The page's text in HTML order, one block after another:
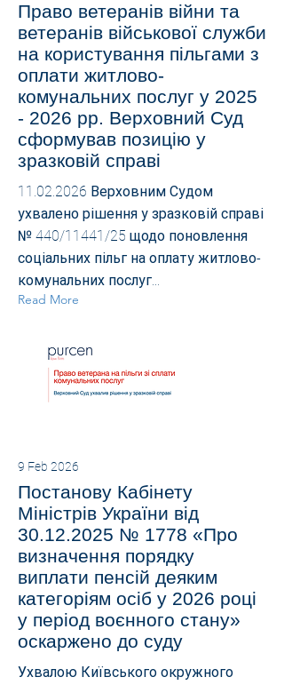
Право ветеранів війни та
ветеранів військової служби
на користування пільгами з
оплати житлово-
комунальних послуг у 2025
- 2026 рр. Верховний Суд
сформував позицію у
зразковій справі
11.02.2026 Верховним Судом
ухвалено рішення у зразковій справі
№ 440/11441/25 щодо поновлення
соціальних пільг на оплату житлово-
комунальних послуг...
Read More
9 Feb 2026
Постанову Кабінету
Міністрів України від
30.12.2025 № 1778 «Про
визначення порядку
виплати пенсій деяким
категоріям осіб у 2026 році
у період воєнного стану»
оскаржено до суду
Ухвалою Київського окружного